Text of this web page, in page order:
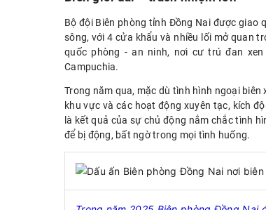
Bộ đội Biên phòng tỉnh Đồng Nai được giao
sông, với 4 cửa khẩu và nhiều lối mở quan
quốc phòng - an ninh, nơi cư trú đan
Campuchia.
Trong năm qua, mặc dù tình hình ngoại
khu vực và các hoạt động xuyên tạc, kích
là kết quả của sự chủ động nắm chắc tình
để bị động, bất ngờ trong mọi tình huống.